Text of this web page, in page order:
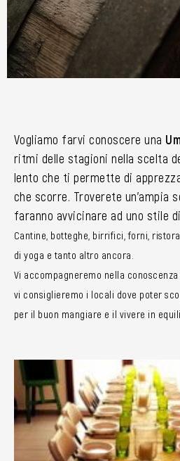
Vogliamo farvi conoscere una
ritmi delle stagioni nella scelta
lento che ti permette di
che scorre. Troverete
faranno avvicinare ad uno stile
Cantine, botteghe, birrifici, forni,
di yoga e tanto altro ancora.
Vi accompagneremo nella
vi consiglieremo i locali dove poter
per il buon mangiare e il vivere in